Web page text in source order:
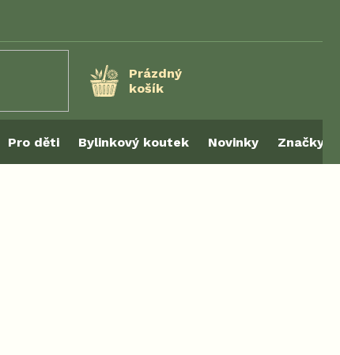
NÁKUPNÍ
Prázdný
košík
Pro děti Bylinkový koutek Novinky Značky